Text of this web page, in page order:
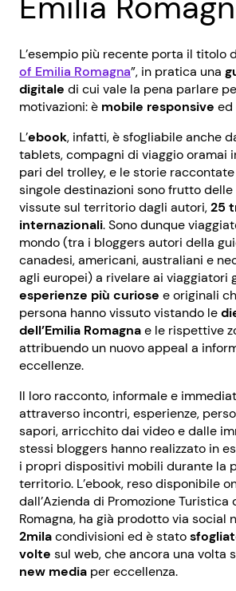
L’esempio più recente porta il titolo
of Emilia Romagna”, in pratica una
digitale di cui vale la pena parlare
motivazioni: è mobile responsive ed
L’ebook, infatti, è sfogliabile anche
tablets, compagni di viaggio oramai
pari del trolley, e le storie raccontate
singole destinazioni sono frutto delle
vissute sul territorio dagli autori,25
internazionali. Sono dunque
mondo (tra i bloggers autori della
canadesi, americani, australiani e
agli europei) a rivelare ai viaggiatori
esperienze più curiose e originali
persona hanno vissuto vistando le
dell’Emilia Romagnae le rispettive
attribuendo un nuovo appeal a
eccellenze.
Il loro racconto, informale e
attraverso incontri, esperienze,
sapori, arricchito dai video e dalle
stessi bloggers hanno realizzato in
i propri dispositivi mobili durante la
territorio. L’ebook, reso disponibile
dall’Azienda di Promozione Turistica
Romagna, ha già prodotto via social
2milacondivisioni ed è stato
volte sul web, che ancora una volta
new media per eccellenza.